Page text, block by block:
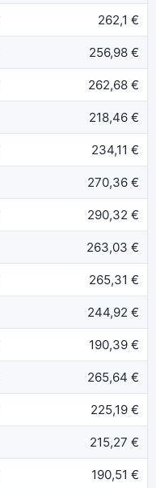
262,1 €
256,98 €
262,68 €
218,46 €
234,11 €
270,36 €
290,32 €
263,03 €
265,31 €
244,92 €
190,39 €
265,64 €
225,19 €
215,27 €
190,51 €